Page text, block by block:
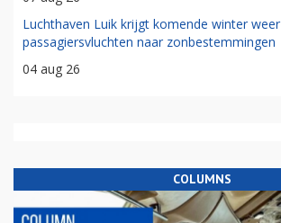
Luchthaven Luik krijgt komende winter weer
passagiersvluchten naar zonbestemmingen
04 aug 26
COLUMNS